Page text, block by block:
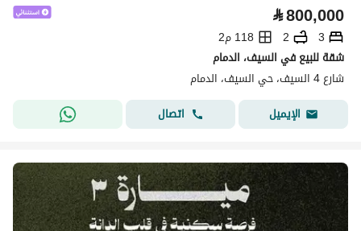
⃁800,000
3
2
118 م2
شقة للبيع في السيف، الدمام
شارع 4 السيف، حي السيف، الدمام
الإيميل
اتصال